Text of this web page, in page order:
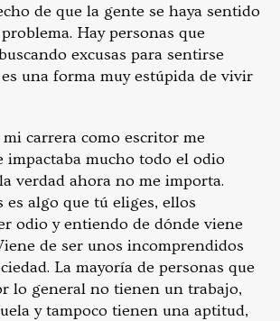
de que la gente se haya sentido
Hay personas que
excusas para sentirse
una forma muy estúpida de vivir
carrera como escritor me
impactaba mucho todo el odio
verdad ahora no me importa.
algo que tú eliges, ellos
odio y entiendo de dónde viene
de ser unos incomprendidos
La mayoría de personas que
lo general no tienen un trabajo,
y tampoco tienen una aptitud,